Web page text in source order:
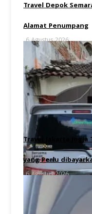
Travel Depok
Alamat Penumpang
6 Agustus 2026
Travel Jakarta
yang Perlu
6 Agustus 2026